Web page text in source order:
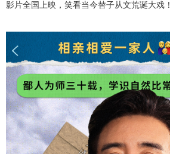
影片全国上映，笑看当今替子从文荒诞大戏！